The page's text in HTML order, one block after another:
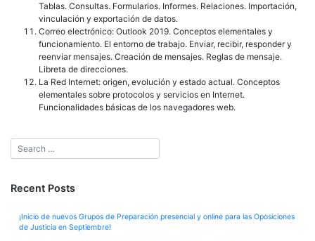
Tablas. Consultas. Formularios. Informes. Relaciones. Importación,
vinculación y exportación de datos.
Correo electrónico: Outlook 2019. Conceptos elementales y
funcionamiento. El entorno de trabajo. Enviar, recibir, responder y
reenviar mensajes. Creación de mensajes. Reglas de mensaje.
Libreta de direcciones.
La Red Internet: origen, evolución y estado actual. Conceptos
elementales sobre protocolos y servicios en Internet.
Funcionalidades básicas de los navegadores web.
Recent Posts
¡Inicio de nuevos Grupos de Preparación presencial y online para las Oposiciones
de Justicia en Septiembre!